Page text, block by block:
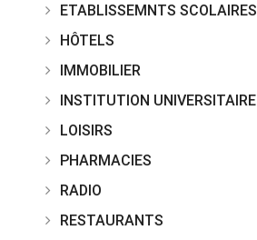
ETABLISSEMNTS SCOLAIRES
HÔTELS
IMMOBILIER
INSTITUTION UNIVERSITAIRE
LOISIRS
PHARMACIES
RADIO
RESTAURANTS